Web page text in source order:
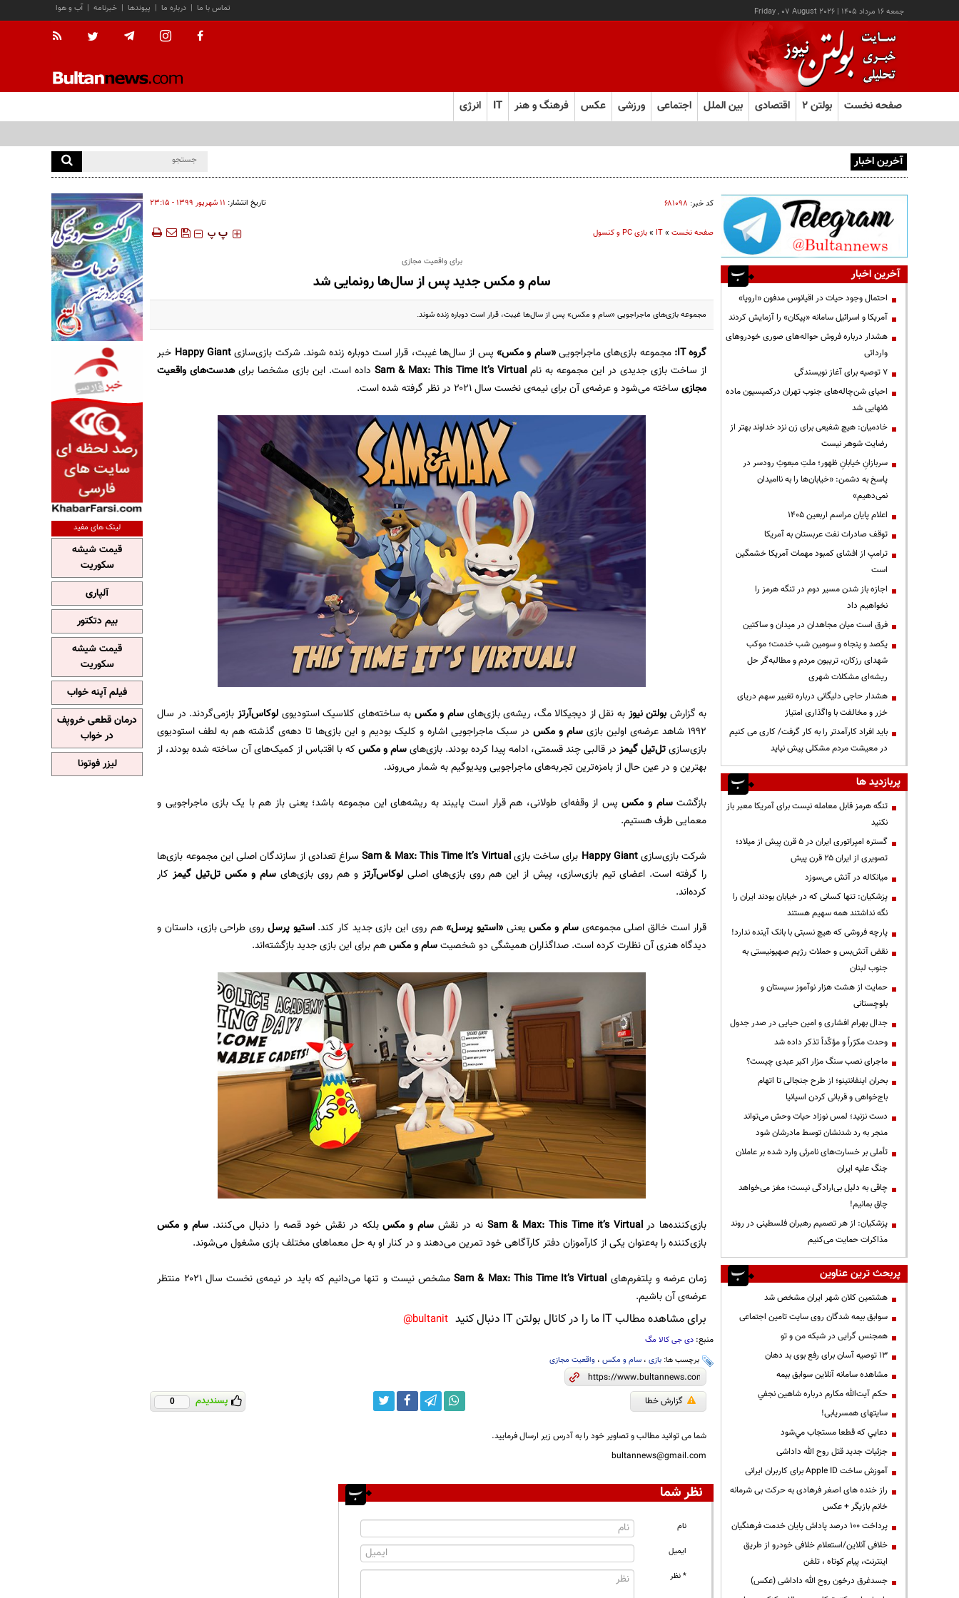
جمعه ۱۶ مرداد ۱۴۰۵ |
Friday , 07 August 2026 آب و هوا | خبرنامه | پیوندها | درباره ما | تماس با ما
صفحه نخست بولتن ۲ اقتصادی بین الملل اجتماعی ورزشی عکس فرهنگ و هنر IT انرژی
آخرین اخبار
کد خبر: ۶۸۱۰۹۸ تاریخ انتشار: ۱۱ شهريور ۱۳۹۹ - ۲۳:۱۵
صفحه نخست»
IT
»بازی PC و کنسول ‍‍‍ پ پ
برای واقعیت مجازی
سام و مکس جدید پس از سال‌ها رونمایی شد
مجموعه بازی‌های ماجراجویی «سام و مکس» پس از سال‌ها غیبت، قرار است دوباره زنده شوند.
گروه IT: مجموعه بازی‌های ماجراجویی«سام و مکس» پس از سال‌ها غیبت، قرار است دوباره زنده شوند. شرکت بازی‌سازیHappy Giant
خبر
از ساخت بازی جدیدی در این مجموعه به نامSam & Max: This Time It’s Virtual داده است. این بازی مشخصا برایهدست‌های واقعیت
مجازیساخته می‌شود و عرضه‌ی آن برای نیمه‌ی نخست سال ۲۰۲۱ در نظر گرفته شده است.
به گزارش بولتن نیوز به نقل از دیجیکالا مگ، ریشه‌ی بازی‌های سام و مکس به ساخته‌های کلاسیک استودیوی لوکاس‌آرتزبازمی‌گردند. در سال
۱۹۹۲ شاهد عرضه‌ی اولین بازی
سام و مکسدر سبک ماجراجویی اشاره و کلیک بودیم و این بازی‌ها تا دهه‌ی گذشته هم به لطف استودیوی
بازی‌سازیتل‌تیل گیمزدر قالبی چند قسمتی، ادامه پیدا کرده بودند. بازی‌هایسام و مکس که با اقتباس از کمیک‌های آن ساخته شده بودند، از
بهترین و در عین حال از بامزه‌ترین تجربه‌های ماجراجویی ویدیوگیم به شمار می‌روند.
بازگشتسام و مکسپس از وقفه‌ای طولانی، هم قرار است پایبند به ریشه‌های این مجموعه باشد؛ یعنی باز هم با یک بازی ماجراجویی و
معمایی طرف هستیم.
شرکت بازی‌سازیHappy Giant برای ساخت بازیSam & Max: This Time It’s Virtual
سراغ تعدادی از سازندگان اصلی این مجموعه بازی‌ها
را گرفته است. اعضای تیم بازی‌سازی، پیش از این هم روی بازی‌های اصلیلوکاس‌آرتز و هم روی بازی‌هایسام و مکس تل‌تیل گیمزکار
کرده‌اند.
قرار است خالق اصلی مجموعه‌یسام و مکسیعنی «استیو پرسل» هم روی این بازی جدید کار کند. استیو پرسل روی طراحی بازی، داستان و
دیدگاه هنری آن نظارت کرده است. صداگذاران همیشگی دو شخصیتسام و مکسهم برای این بازی جدید بازگشته‌اند.
بازی‌کننده‌ها درSam & Max: This Time it’s Virtual نه در نقش سام و مکسبلکه در نقش خود قصه را دنبال می‌کنند. سام و مکس
بازی‌کننده را به‌عنوان یکی از کارآموزان دفتر کارآگاهی خود تمرین می‌دهند و در کنار او به حل معماهای مختلف بازی مشغول می‌شوند.
زمان عرضه و پلتفرم‌های
مشخص نیست و تنها می‌دانیم که باید در نیمه‌ی نخست سال ۲۰۲۱ منتظر
عرضه‌ی آن باشیم.
برای مشاهده مطالب IT ما را در کانال بولتن IT دنبال کنید bultanit@
منبع: دی جی کالا مگ
برچسب ها: بازی، سام و مکس، واقعیت مجازی
گزارش خطا پسندیدم 0
شما می توانید مطالب و تصاویر خود را به آدرس زیر ارسال فرمایید.
bultannews@gmail.com
نظر شما
نام
ایمیل
* نظر
آخرین اخبار
احتمال وجود حیات در اقیانوس مدفون «اروپا»
آمریکا و اسرائیل سامانه «پیکان» را آزمایش کردند
هشدار درباره فروش حواله‌های صوری خودروهای
وارداتی
۷ توصیه برای آغاز نویسندگی
احیای شن‌چاله‌های جنوب تهران درکمیسیون ماده
۵نهایی شد
خادمیان: هیچ شفیعی برای زن نزد خداوند بهتر از
رضایت شوهر نیست
سربازانِ خیابانِ ظهور؛ ملتِ مبعوثِ رودسر در
پاسخ به دشمن: «خیابان‌ها را به ناامیدان
نمی‌دهیم»
اعلام پایان مراسم اربعین ۱۴۰۵
توقف صادرات نفت عربستان به آمریکا
ترامپ از افشای کمبود مهمات آمریکا خشمگین
است
اجازه باز شدن مسیر دوم در تنگه هرمز را
نخواهیم داد
فرق است میان مجاهدان در میدان و ساکتین
یکصد و پنجاه و سومین شب خدمت؛ موکب
شهدای رزکان، تریبون مردم و مطالبه‌گر حل
ریشه‌ای مشکلات شهری
هشدار حاجی دلیگانی درباره تغییر سهم دریای
خزر و مخالفت با واگذاری امتیاز
باید افراد کارآمدتر را به کار گرفت/ کاری می کنیم
در معیشت مردم مشکلی پیش نیاید
پربازدید ها
تنگه هرمز قابل معامله نیست برای آمریکا معبر باز
نکنید
گستره امپراتوری ایران در ۵ قرن پیش از میلاد؛
تصویری از ایران ۲۵ قرن پیش
میانکاله در آتش می‌سوزد
پزشکیان: تنها کسانی که در خیابان بودند ایران را
نگه نداشتند همه سهیم هستند
پارچه فروشی که هیچ نسبتی با بانک آینده ندارد!
نقض آتش‌بس و حملات رژیم صهیونیستی به
جنوب لبنان
حمایت از هشت هزار نوآموز سیستان و
بلوچستانی
جدال بهرام افشاری و امین حیایی در صدر جدول
وحدت مکرّراً و مؤکّداً تذکر داده شد
ماجرای نصب سنگ مزار اکبر عبدی چیست؟
بحران اینفانتینو؛ از طرح جنجالی تا اتهام
باج‌خواهی و قربانی کردن اسپانیا
دست نزنید؛ لمس نوزاد حیات وحش می‌تواند
منجر به رد شدنشان توسط مادرشان شود
تأملی بر خسارت‌های نامرئی وارد شده بر عاملان
جنگ علیه ایران
چاقی به دلیل بی‌ارادگی نیست؛ مغز می‌خواهد
چاق بمانیم!
پزشکیان: از هر تصمیم رهبران فلسطینی در روند
مذاکرات حمایت می‌کنیم
پربحث ترین عناوین
هشتمین کلان شهر ایران مشخص شد
سوابق بیمه شدگان روی سایت تامین اجتماعی
همجنس گرایی در شبکه من و تو
13 توصیه آسان برای رفع بوی بد دهان
مشاهده سامانه آنلاين سوابق بیمه
حكم آيت‌الله مكارم درباره شاهين نجفي
سایتهای همسریابی!
دعايي كه قطعا مستجاب مي‌شود
جزئیات جدید قتل روح الله داداشی
آموزش ساخت Apple ID برای کاربران ایرانی
راز خنده های اصغر فرهادی به حرکت بی شرمانه
خانم بازیگر + عکس
پرداخت ۱۰۰ درصد پاداش پایان خدمت فرهنگیان
خلافی آنلاین/استعلام خلافی خودرو از طریق
اینترنت، پیام کوتاه ، تلفن
جسدغرق درخون روح الله داداشی (عکس)
لینک های مفید
قیمت شیشه
سکوریت
آلپاری
بیم دتکتور
قیمت شیشه
سکوریت
فیلم آپنه خواب
درمان قطعی خروپف
در خواب
لیزر فوتونا